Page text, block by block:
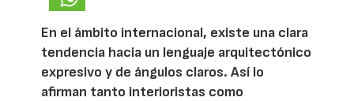
En el ámbito internacional, existe una clara
tendencia hacia un lenguaje arquitectónico
expresivo y de ángulos claros. Así lo
afirman tanto interioristas como